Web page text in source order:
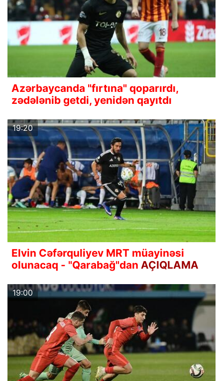
Azərbaycanda "fırtına" qoparırdı,
zədələnib getdi, yenidən qayıtdı
19:20
Elvin Cəfərquliyev MRT müayinəsi
olunacaq - "Qarabağ"dan AÇIQLAMA
19:00